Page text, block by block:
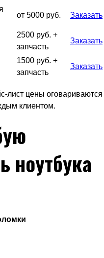
от 5000 руб. Заказать
2500 руб. +
запчасть
Заказать
1500 руб. +
запчасть
Заказать
лист цены оговариваются
клиентом.
ноутбука